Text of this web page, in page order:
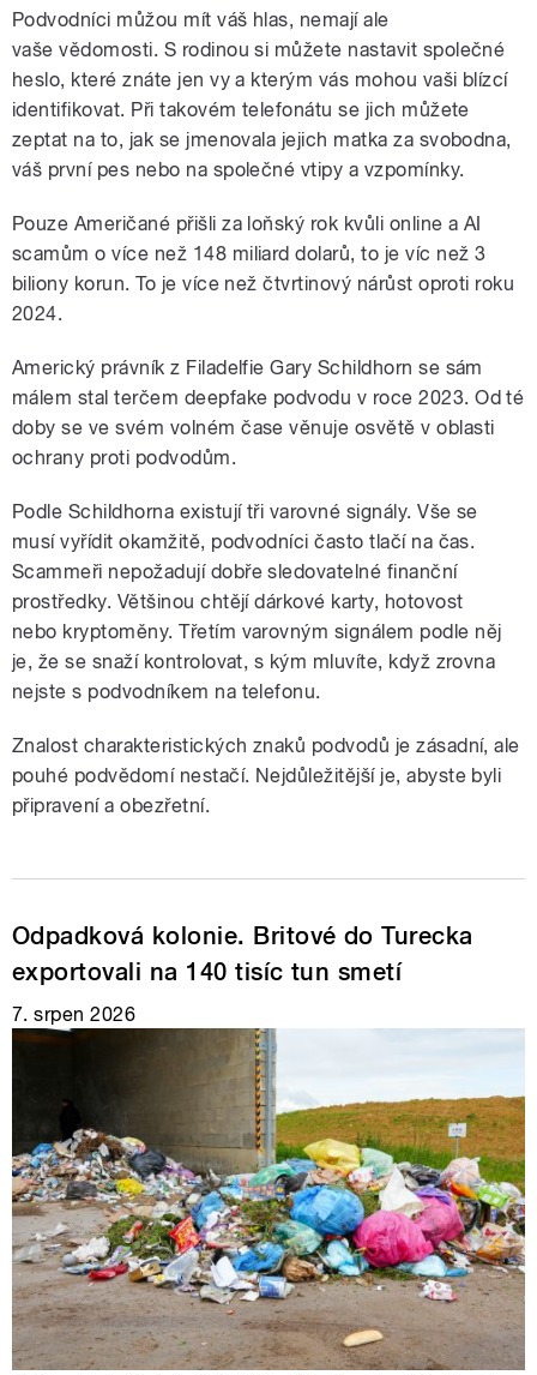
Podvodníci můžou mít váš hlas, nemají ale
vaše vědomosti. S rodinou si můžete nastavit společné
heslo, které znáte jen vy a kterým vás mohou vaši blízcí
identifikovat. Při takovém telefonátu se jich můžete
zeptat na to, jak se jmenovala jejich matka za svobodna,
váš první pes nebo na společné vtipy a vzpomínky.
Pouze Američané přišli za loňský rok kvůli online a AI
scamům o více než 148 miliard dolarů, to je víc než 3
biliony korun. To je více než čtvrtinový nárůst oproti roku
2024.
Americký právník z Filadelfie Gary Schildhorn se sám
málem stal terčem deepfake podvodu v roce 2023. Od té
doby se ve svém volném čase věnuje osvětě v oblasti
ochrany proti podvodům.
Podle Schildhorna existují tři varovné signály. Vše se
musí vyřídit okamžitě, podvodníci často tlačí na čas.
Scammeři nepožadují dobře sledovatelné finanční
prostředky. Většinou chtějí dárkové karty, hotovost
nebo kryptoměny. Třetím varovným signálem podle něj
je, že se snaží kontrolovat, s kým mluvíte, když zrovna
nejste s podvodníkem na telefonu.
Znalost charakteristických znaků podvodů je zásadní, ale
pouhé podvědomí nestačí. Nejdůležitější je, abyste byli
připravení a obezřetní.
Odpadková kolonie. Britové do Turecka
exportovali na 140 tisíc tun smetí
7. srpen 2026